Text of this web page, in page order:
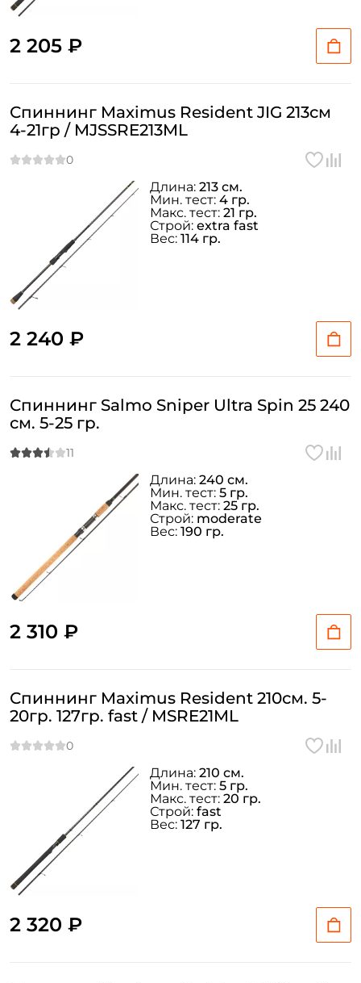
2 205 ₽
Спиннинг Maximus Resident JIG 213см
4-21гр / MJSSRE213ML
2 240 ₽
Длина: 213 см.
Мин. тест: 4 гр.
Макс. тест: 21 гр.
Строй: extra fast
Вес: 114 гр.
Спиннинг Salmo Sniper Ultra Spin 25 240
см. 5-25 гр.
2 310 ₽
Длина: 240 см.
Мин. тест: 5 гр.
Макс. тест: 25 гр.
Строй: moderate
Вес: 190 гр.
Спиннинг Maximus Resident 210см. 5-
20гр. 127гр. fast / MSRE21ML
2 320 ₽
Длина: 210 см.
Мин. тест: 5 гр.
Макс. тест: 20 гр.
Строй: fast
Вес: 127 гр.